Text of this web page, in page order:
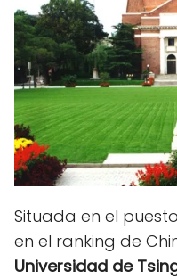
Situada en el
en el ranking de
Universidad de